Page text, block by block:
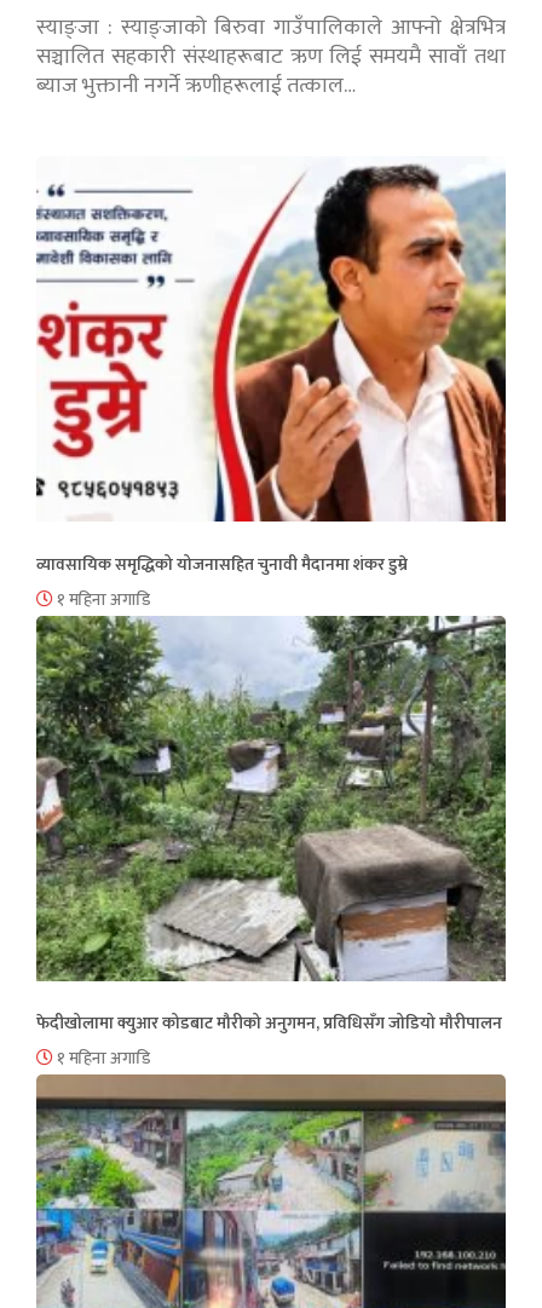
स्याङ्जा : स्याङ्जाको बिरुवा गाउँपालिकाले आफ्नो क्षेत्रभित्र
सञ्चालित सहकारी संस्थाहरूबाट ऋण लिई समयमै सावाँ तथा
ब्याज भुक्तानी नगर्ने ऋणीहरूलाई तत्काल…
व्यावसायिक समृद्धिको योजनासहित चुनावी मैदानमा शंकर डुम्रे
१ महिना अगाडि
फेदीखोलामा क्युआर कोडबाट मौरीको अनुगमन, प्रविधिसँग जोडियो मौरीपालन
१ महिना अगाडि